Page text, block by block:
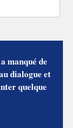
manqué de
dialogue et
quelque